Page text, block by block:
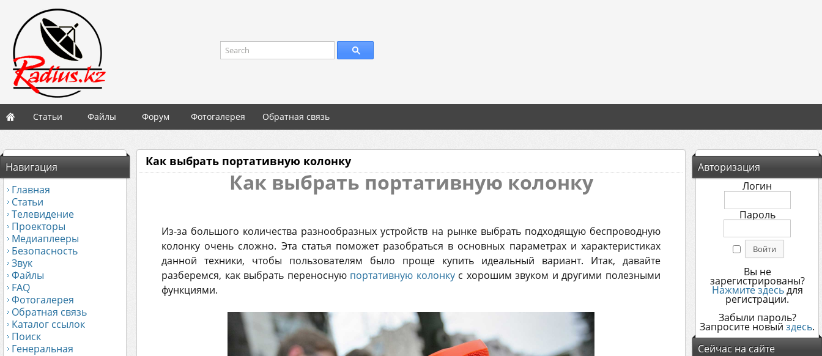
Search
Статьи Файлы Форум Фотогалерея Обратная связь
Навигация
Главная
Статьи
Телевидение
Проекторы
Медиаплееры
Безопасность
Звук
Файлы
FAQ
Фотогалерея
Обратная связь
Каталог ссылок
Поиск
Генеральная
Авторизация
Логин
Пароль
Вы не
зарегистрированы?
Нажмите здесьдля
регистрации.
Забыли пароль?
Запросите новый здесь.
Сейчас на сайте
Как выбрать портативную колонку
Как выбрать портативную колонку
Из-за большого количества разнообразных устройств на рынке выбрать подходящую беспроводную
колонку очень сложно. Эта статья поможет разобраться в основных параметрах и характеристиках
данной техники, чтобы пользователям было проще купить идеальный вариант. Итак, давайте
разберемся, как выбрать переносную портативную колонкус хорошим звуком и другими полезными
функциями.